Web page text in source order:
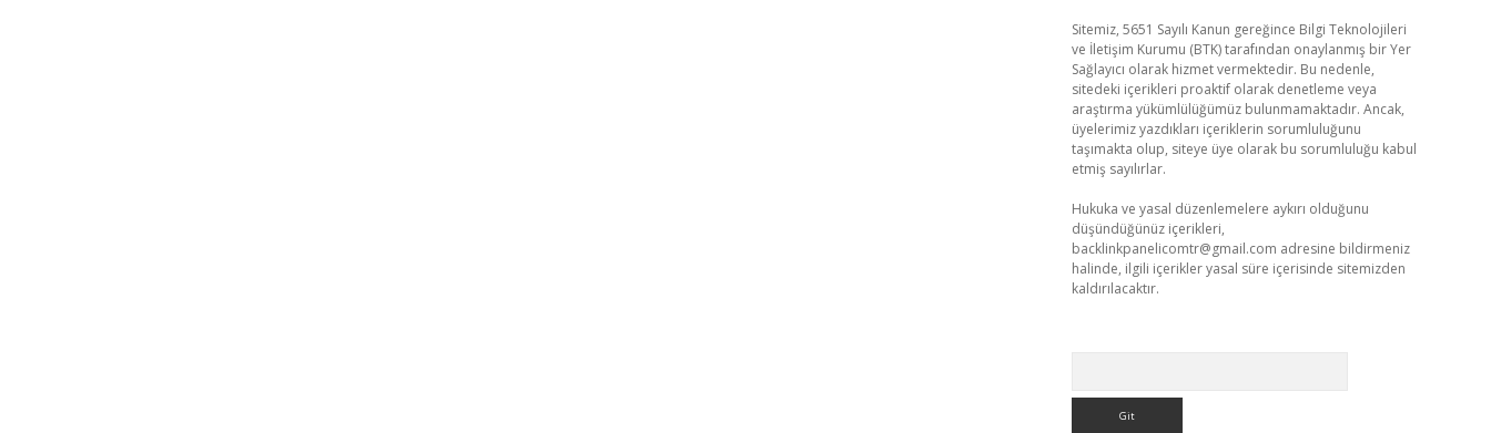
Sitemiz, 5651 Sayılı Kanun gereğince Bilgi Teknolojileri
ve İletişim Kurumu (BTK) tarafından onaylanmış bir Yer
Sağlayıcı olarak hizmet vermektedir. Bu nedenle,
sitedeki içerikleri proaktif olarak denetleme veya
araştırma yükümlülüğümüz bulunmamaktadır. Ancak,
üyelerimiz yazdıkları içeriklerin sorumluluğunu
taşımakta olup, siteye üye olarak bu sorumluluğu kabul
etmiş sayılırlar.
Hukuka ve yasal düzenlemelere aykırı olduğunu
düşündüğünüz içerikleri,
backlinkpanelicomtr@gmail.com adresine bildirmeniz
halinde, ilgili içerikler yasal süre içerisinde sitemizden
kaldırılacaktır.